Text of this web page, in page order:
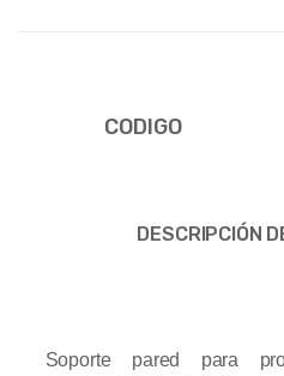
CODIGO
DESCRIPCIÓN
Soporte pared para